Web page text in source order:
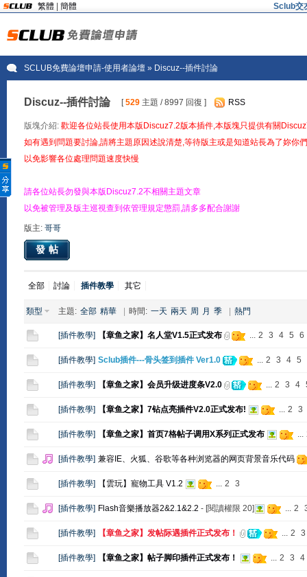
繁體 簡體 Sclub交
SCLUB免費論壇申請-使用者論壇» Discuz--插件討論
Discuz--插件討論 [529主題 / 8997 回復 ] RSS
版塊介紹: 歡迎各位站長使用本版Discuz7.2版本插件,本版塊只提供有關
如有遇到問題要討論,請將主題原因述說清楚,等待版主或是知道站長為了妳你
以免影響各位處理問題速度快慢
請各位站長勿發與本版Discuz7.2不相關主題文章
以免被管理及版主巡視查到依管理規定懲罰,請多多配合謝謝
版主: 哥哥
發帖
全部 討論 插件教學 其它
類型 主題: 全部 精華 時間: 一天 兩天 周 月 季 熱門
[插件教學] 【章鱼之家】名人堂V1.5正式发布 ... 2 3 4 5 6
[插件教學] Sclub插件---骨头签到插件 Ver1.0 ... 2 3 4 5
[插件教學] 【章鱼之家】会员升级进度条V2.0 ... 2 3 4
[插件教學] 【章鱼之家】7钻点亮插件V2.0正式发布! ... 2 3
[插件教學] 【章鱼之家】首页7格帖子调用X系列正式发布 ...
[插件教學] 兼容IE、火狐、谷歌等各种浏览器的网页背景音乐代码
[插件教學] 【雲玩】寵物工具 V1.2 ... 2 3
[插件教學] Flash音樂播放器2&2.1&2.2 - [閱讀權限 20] ... 2
[插件教學] 【章鱼之家】发帖际遇插件正式发布！ ... 2 3
[插件教學] 【章鱼之家】帖子脚印插件正式发布！ ... 2 3 4